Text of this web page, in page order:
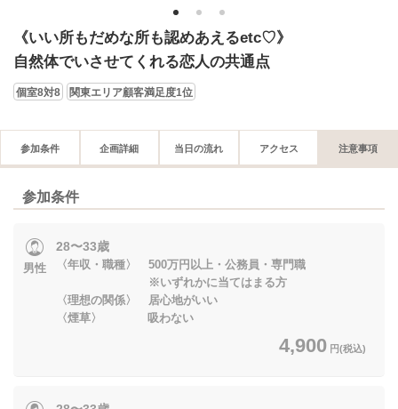
1 2 3
《いい所もだめな所も認めあえるetc♡》
自然体でいさせてくれる恋人の共通点
個室8対8 関東エリア顧客満足度1位
参加条件 企画詳細 当日の流れ アクセス 注意事項
参加条件
男性
28〜33歳
〈年収・職種〉 500万円以上・公務員・専門職
※いずれかに当てはまる方
〈理想の関係〉 居心地がいい
〈煙草〉 吸わない
4,900 円(税込)